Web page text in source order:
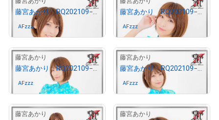
AFzzzさんが保有中 AFzzz さんが保有中
藤宮あかり 1
AFzzz さんが保有中
藤宮あかり 1
AFzzz さんが保有中
藤宮あかり 1 藤宮あかり 1